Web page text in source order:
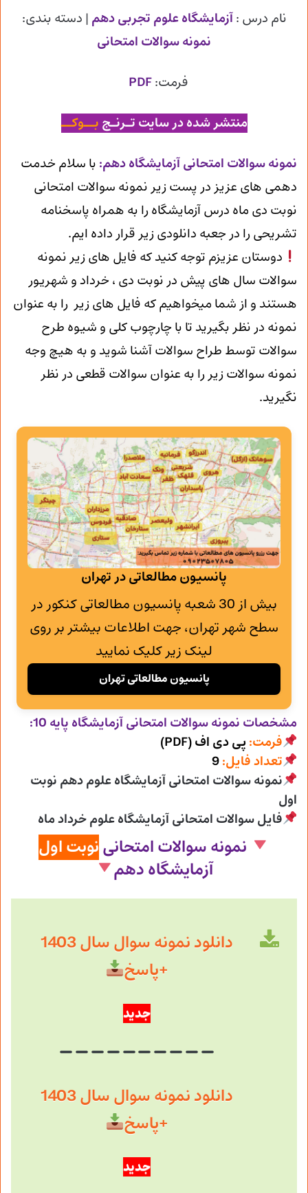
نام درس :آزمایشگاه علوم تجربی دهم | دسته بندی:
نمونه سوالات امتحانی
فرمت:PDF
منتشر شده در سایت تـرنـج بــوکــ
نمونه سوالات امتحانی آزمایشگاه دهم: با سلام خدمت
دهمی های عزیز در پست زیر نمونه سوالات امتحانی
نوبت دی ماه درس آزمایشگاه را به همراه پاسخنامه
تشریحی را در جعبه دانلودی زیر قرار داده ایم.
دوستان عزیزم توجه کنید که فایل های زیر نمونه
سوالات سال های پیش در نوبت دی ، خرداد و شهریور
هستند و از شما میخواهیم که فایل های زیر را به عنوان
نمونه در نظر بگیرید تا با چارچوب کلی و شیوه طرح
سوالات توسط طراح سوالات آشنا شوید و به هیچ وجه
نمونه سوالات زیر را به عنوان سوالات قطعی در نظر
نگیرید.
پانسیون مطالعاتی در تهران
بیش از 30 شعبه پانسیون مطالعاتی کنکور در
سطح شهر تهران، جهت اطلاعات بیشتر بر روی
لینک زیر کلیک نمایید
پانسیون مطالعاتی تهران
مشخصات نمونه سوالات امتحانیآزمایشگاه پایه 10:
فرمت: پی دی اف (PDF)
تعداد فایل:9
نمونه سوالات امتحانی آزمایشگاه علوم دهم نوبت
اول
فایل سوالات امتحانی آزمایشگاه علوم خرداد ماه
نمونه سوالات امتحانینوبت اول
آزمایشگاه دهم
دانلود نمونه سوال سال 1403
+پاسخ
جدید
دانلود نمونه سوال سال 1403
+پاسخ
جدید